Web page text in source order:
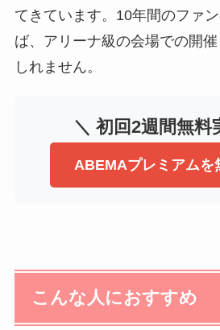
てきています。10年間のファ
ば、アリーナ級の会場での開
しれません。
＼ 初回2週間無料
ABEMAプレミアムを
こんな人におすすめ